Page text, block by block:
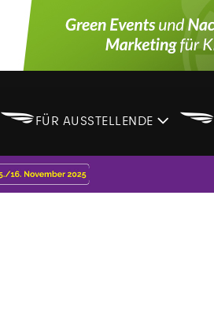
BFÜR AUSSTELLENDE B